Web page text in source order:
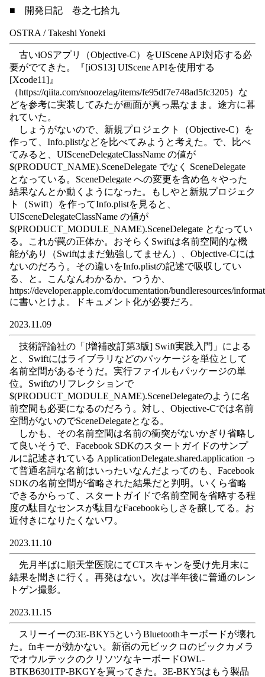
■ 開発日記 巻之七拾九
OSTRA / Takeshi Yoneki
古いiOSアプリ（Objective-C）をUIScene API対応する必
要がでてきた。『[iOS13] UIScene APIを使用する
[Xcode11]』
（https://qiita.com/snoozelag/items/fe95df7e748ad5fc3205）な
どを参考に実装してみたが画面が真っ黒なまま。途方に暮
れていた。
しょうがないので、新規プロジェクト（Objective-C）を
作って、Info.plistなどを比べてみようと考えた。で、比べ
てみると、UISceneDelegateClassName の値が
$(PRODUCT_NAME).SceneDelegate でなく SceneDelegate
となっている。SceneDelegate への変更を含め色々やった
結果なんとか動くようになった。もしやと新規プロジェク
ト（Swift）を作ってInfo.plistを見ると、
UISceneDelegateClassName の値が
$(PRODUCT_MODULE_NAME).SceneDelegate となってい
る。これが罠の正体か。おそらくSwiftは名前空間的な機
能があり（Swiftはまだ勉強してません）、Objective-Cには
ないのだろう。その違いをInfo.plistの記述で吸収してい
る、と。こんなんわかるか。つうか、
https://developer.apple.com/documentation/bundleresources/
に書いとけよ。ドキュメント化が必要だろ。
2023.11.09
技術評論社の「[増補改訂第3版] Swift実践入門」による
と、Swiftにはライブラリなどのパッケージを単位として
名前空間があるそうだ。実行ファイルもパッケージの単
位。Swiftのリフレクションで
$(PRODUCT_MODULE_NAME).SceneDelegateのように名
前空間も必要になるのだろう。対し、Objective-Cでは名前
空間がないのでSceneDelegateとなる。
しかも、その名前空間は名前の衝突がないかぎり省略し
て良いそうで、Facebook SDKのスタートガイドのサンプ
ルに記述されている ApplicationDelegate.shared.application っ
て普通名詞な名前はいったいなんだよってのも、Facebook
SDKの名前空間が省略された結果だと判明。いくら省略
できるからって、スタートガイドで名前空間を省略する程
度の駄目なセンスが駄目なFacebookらしさを醸してる。お
近付きになりたくないワ。
2023.11.10
先月半ばに順天堂医院にてCTスキャンを受け先月末に
結果を聞きに行く。再発はない。次は半年後に普通のレン
トゲン撮影。
2023.11.15
スリーイーの3E-BKY5というBluetoothキーボードが壊れ
た。fnキーが効かない。新宿の元ビックロのビックカメラ
でオウルテックのクリソツなキーボードOWL-
BTKB6301TP-BKGYを買ってきた。3E-BKY5はもう製品